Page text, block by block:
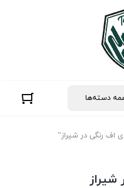
رنگی در شیراز”
شیراز